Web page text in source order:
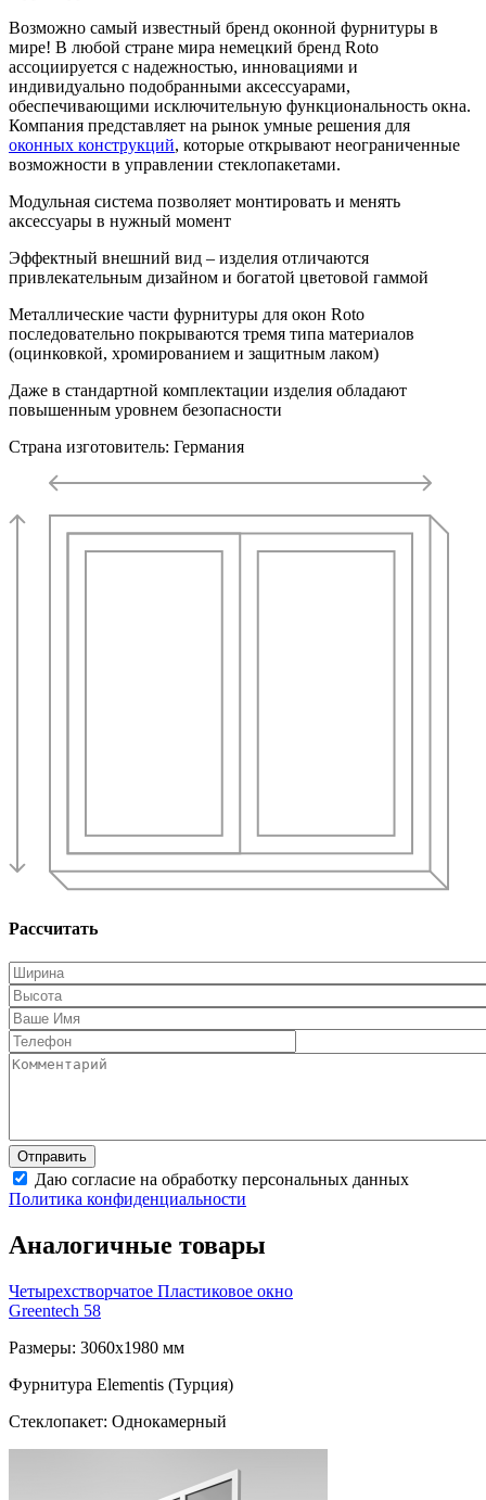
Возможно самый известный бренд оконной фурнитуры в
мире! В любой стране мира немецкий бренд Roto
ассоциируется с надежностью, инновациями и
индивидуально подобранными аксессуарами,
обеспечивающими исключительную функциональность окна.
Компания представляет на рынок умные решения для
оконных конструкций, которые открывают неограниченные
возможности в управлении стеклопакетами.
Модульная система позволяет монтировать и менять
аксессуары в нужный момент
Эффектный внешний вид – изделия отличаются
привлекательным дизайном и богатой цветовой гаммой
Металлические части фурнитуры для окон Roto
последовательно покрываются тремя типа материалов
(оцинковкой, хромированием и защитным лаком)
Даже в стандартной комплектации изделия обладают
повышенным уровнем безопасности
Страна изготовитель: Германия
Рассчитать
Даю согласие на обработку персональных данных
Политика конфиденциальности
Аналогичные товары
Четырехстворчатое Пластиковое окно
Greentech 58
Размеры: 3060x1980 мм
Фурнитура Elementis (Турция)
Стеклопакет: Однокамерный